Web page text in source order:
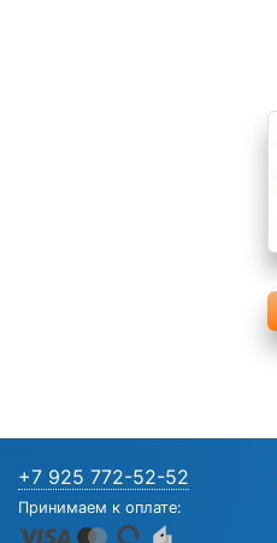
+7 925 772-52-52
Принимаем к оплате: